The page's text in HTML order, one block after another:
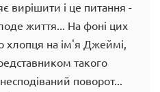
вирішити і це питання -
життя... На фоні цих
хлопця на ім'я Джеймі,
такого
поворот...